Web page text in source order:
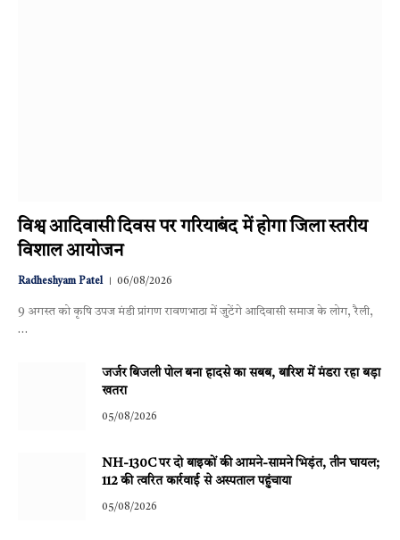
विश्व आदिवासी दिवस पर गरियाबंद में होगा जिला स्तरीय
विशाल आयोजन
Radheshyam Patel 06/08/2026
9 अगस्त को कृषि उपज मंडी प्रांगण रावणभाठा में जुटेंगे आदिवासी समाज के लोग, रैली,
…
जर्जर बिजली पोल बना हादसे का सबब, बारिश में मंडरा रहा बड़ा
खतरा
05/08/2026
NH-130C पर दो बाइकों की आमने-सामने भिड़ंत, तीन घायल;
112 की त्वरित कार्रवाई से अस्पताल पहुंचाया
05/08/2026